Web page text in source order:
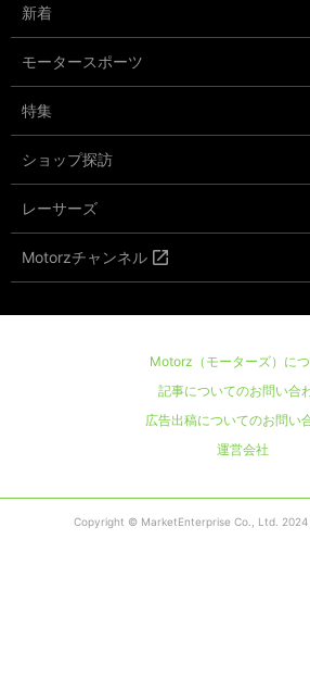
新着
モータースポーツ
特集
ショップ探訪
レーサーズ
Motorzチャンネル
Motorz（モーターズ）に
記事についてのお問い合
広告出稿についてのお問い
運営会社
Copyright © MarketEnterprise Co., Ltd. 2024